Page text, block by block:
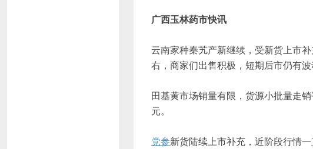
广西玉林药市快讯
云南家种秦艽产新继续，受新货上市
右，商家们出售积极，短期后市仍有波
田基黄市场销量有限，货源小批量走
元。
党参新货陆续上市补充，近阶段行情